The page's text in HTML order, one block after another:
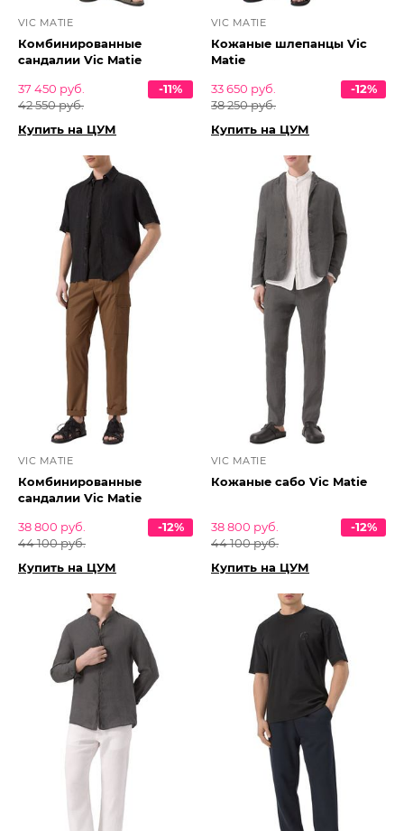
VIC MATIE
Комбинированные
сандалии Vic Matie
37 450 руб.
42 550 руб.
-11%
Купить на ЦУМ
VIC MATIE
Кожаные шлепанцы Vic
Matie
33 650 руб.
38 250 руб.
-12%
Купить на ЦУМ
VIC MATIE
Комбинированные
сандалии Vic Matie
38 800 руб.
44 100 руб.
-12%
Купить на ЦУМ
VIC MATIE
Кожаные сабо Vic Matie
38 800 руб.
44 100 руб.
-12%
Купить на ЦУМ